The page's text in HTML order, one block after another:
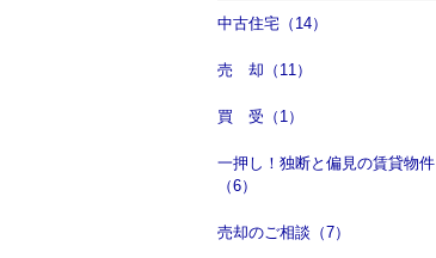
中古住宅（14）
売 却（11）
買 受（1）
一押し！独断と偏見の賃貸物件
（6）
売却のご相談（7）